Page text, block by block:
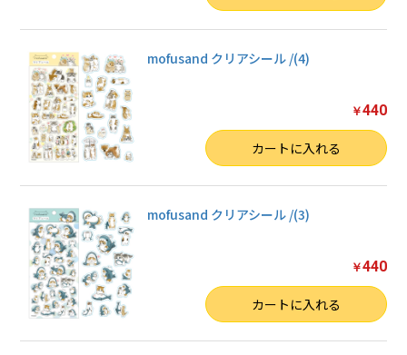
mofusand クリアシール /(4)
￥440
カートに入れる
mofusand クリアシール /(3)
￥440
カートに入れる